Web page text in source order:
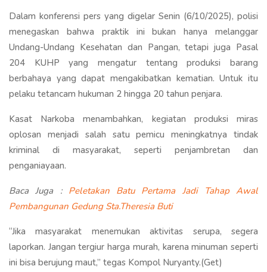
Dalam konferensi pers yang digelar Senin (6/10/2025), polisi
menegaskan bahwa praktik ini bukan hanya melanggar
Undang-Undang Kesehatan dan Pangan, tetapi juga Pasal
204 KUHP yang mengatur tentang produksi barang
berbahaya yang dapat mengakibatkan kematian. Untuk itu
pelaku tetancam hukuman 2 hingga 20 tahun penjara.
Kasat Narkoba menambahkan, kegiatan produksi miras
oplosan menjadi salah satu pemicu meningkatnya tindak
kriminal di masyarakat, seperti penjambretan dan
penganiayaan.
Baca Juga : Peletakan Batu Pertama Jadi Tahap Awal
Pembangunan Gedung Sta.Theresia Buti
“Jika masyarakat menemukan aktivitas serupa, segera
laporkan. Jangan tergiur harga murah, karena minuman seperti
ini bisa berujung maut,” tegas Kompol Nuryanty.(Get)